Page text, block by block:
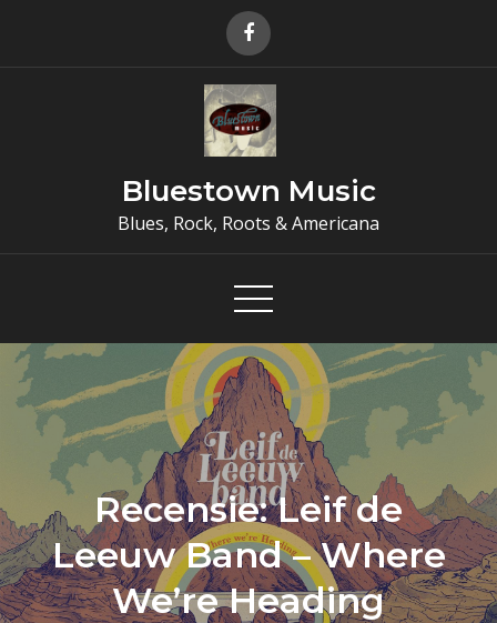
Bluestown Music
Blues, Rock, Roots & Americana
Recensie: Leif de
Leeuw Band – Where
We’re Heading